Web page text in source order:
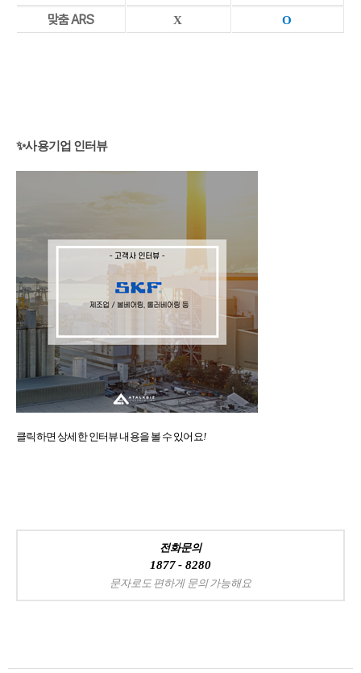
맞춤 ARS X O
✨사용기업 인터뷰
클릭하면 상세한 인터뷰 내용을 볼 수 있어요!
전화문의
1877 - 8280
문자로도 편하게 문의 가능해요